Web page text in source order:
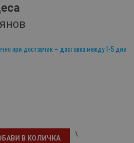
при доставчик – доставка между 1-5 дни
В КОЛИЧКА
\